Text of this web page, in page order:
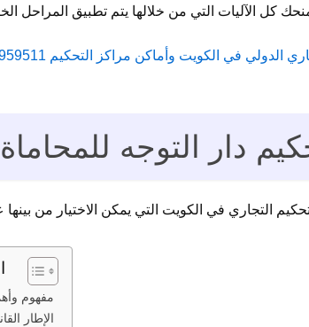
كل الآليات التي من خلالها يتم تطبيق المراحل
الدولي في الكويت وأماكن مراكز التحكيم 94959511
دار التوجه للمحاماة
التجاري في الكويت التي يمكن الاختيار من
مفهوم
الإطار